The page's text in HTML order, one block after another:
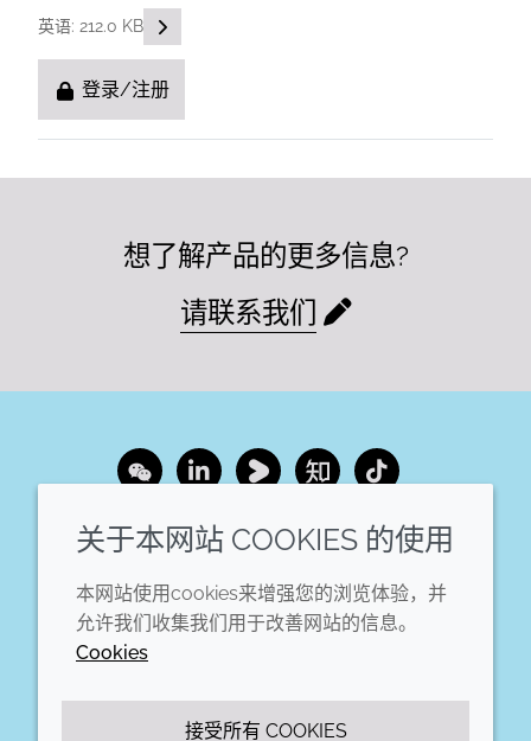
英语: 212.0 KB READ DESCRIPTIONS
登录/注册
想了解产品的更多信息?
请联系我们
WechatLinkedInYoukuZhihu Tiktok
企业
年度报告
可持续发展报告
法律信息
条款和条件
Cookie政策
隐私声明
关于本网站 COOKIES 的使用
本网站使用cookies来增强您的浏览体验，并
允许我们收集我们用于改善网站的信息。
Cookies
接受所有 COOKIES